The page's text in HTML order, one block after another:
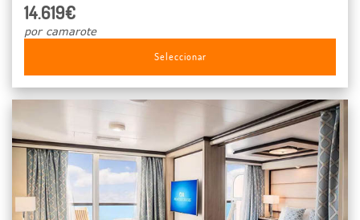
14.619€
por camarote
Seleccionar